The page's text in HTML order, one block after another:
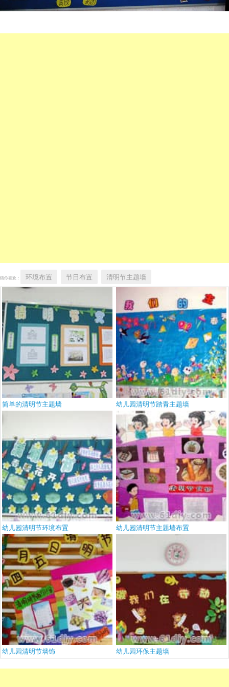
猜你喜欢： 环境布置 节日布置 清明节主题墙
简单的清明节主题墙 幼儿园清明节踏青主题墙
幼儿园清明节环境布置 幼儿园清明节主题墙布置
幼儿园清明节墙饰 幼儿园环保主题墙